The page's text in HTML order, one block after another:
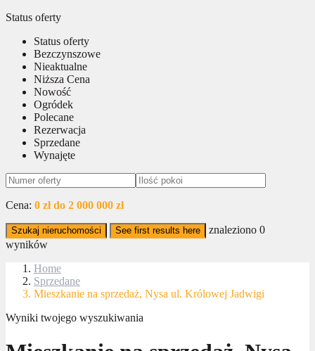
Status oferty
Status oferty
Bezczynszowe
Nieaktualne
Niższa Cena
Nowość
Ogródek
Polecane
Rezerwacja
Sprzedane
Wynajęte
Cena: 0 zł do 2 000 000 zł
Szukaj nieruchomości See first results here znaleziono 0
wyników
Home
Sprzedane
Mieszkanie na sprzedaż, Nysa ul. Królowej Jadwigi
Wyniki twojego wyszukiwania